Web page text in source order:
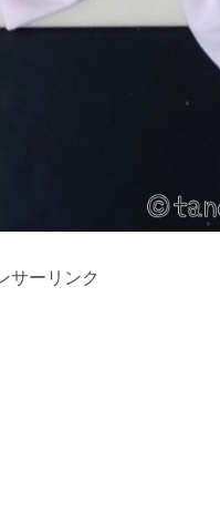
サーリンク